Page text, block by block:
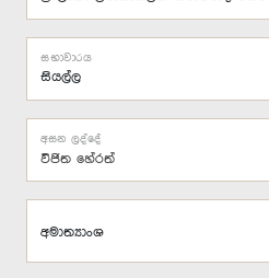
සභාවාරය
විජිත හේරත්
අසන ලද්දේ
අමාත්‍යාංශ